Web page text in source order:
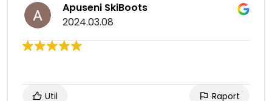
Apuseni SkiBoots
2024.03.08
Util Raport